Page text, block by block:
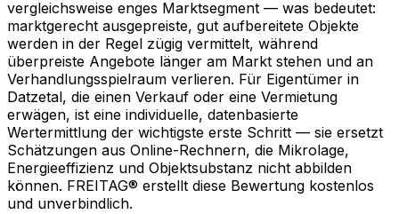
vergleichsweise enges Marktsegment — was bedeutet:
marktgerecht ausgepreiste, gut aufbereitete Objekte
werden in der Regel zügig vermittelt, während
überpreiste Angebote länger am Markt stehen und an
Verhandlungsspielraum verlieren. Für Eigentümer in
Datzetal, die einen Verkauf oder eine Vermietung
erwägen, ist eine individuelle, datenbasierte
Wertermittlung der wichtigste erste Schritt — sie ersetzt
Schätzungen aus Online-Rechnern, die Mikrolage,
Energieeffizienz und Objektsubstanz nicht abbilden
können. FREITAG® erstellt diese Bewertung kostenlos
und unverbindlich.